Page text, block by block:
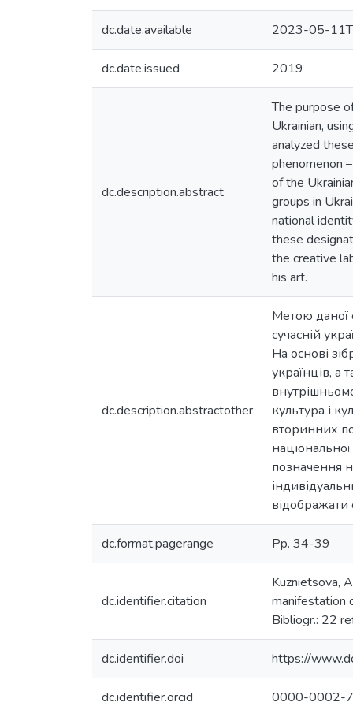
dc.date.available 2023-05-
dc.date.issued 2019
dc.description.abstract
The purpose
Ukrainian,
analyzed
phenomenon
of the
groups in
national
these
the creative
his art.
dc.description.abstractother
Метою даної
сучасній
На основі
українців, а
культура і
вторинних
позначення
відображати
dc.format.pagerange Pp. 34-39
dc.identifier.citation
Kuznietsova,
manifestation
Bibliogr.: 22
dc.identifier.doi https://
dc.identifier.orcid 0000-0002-